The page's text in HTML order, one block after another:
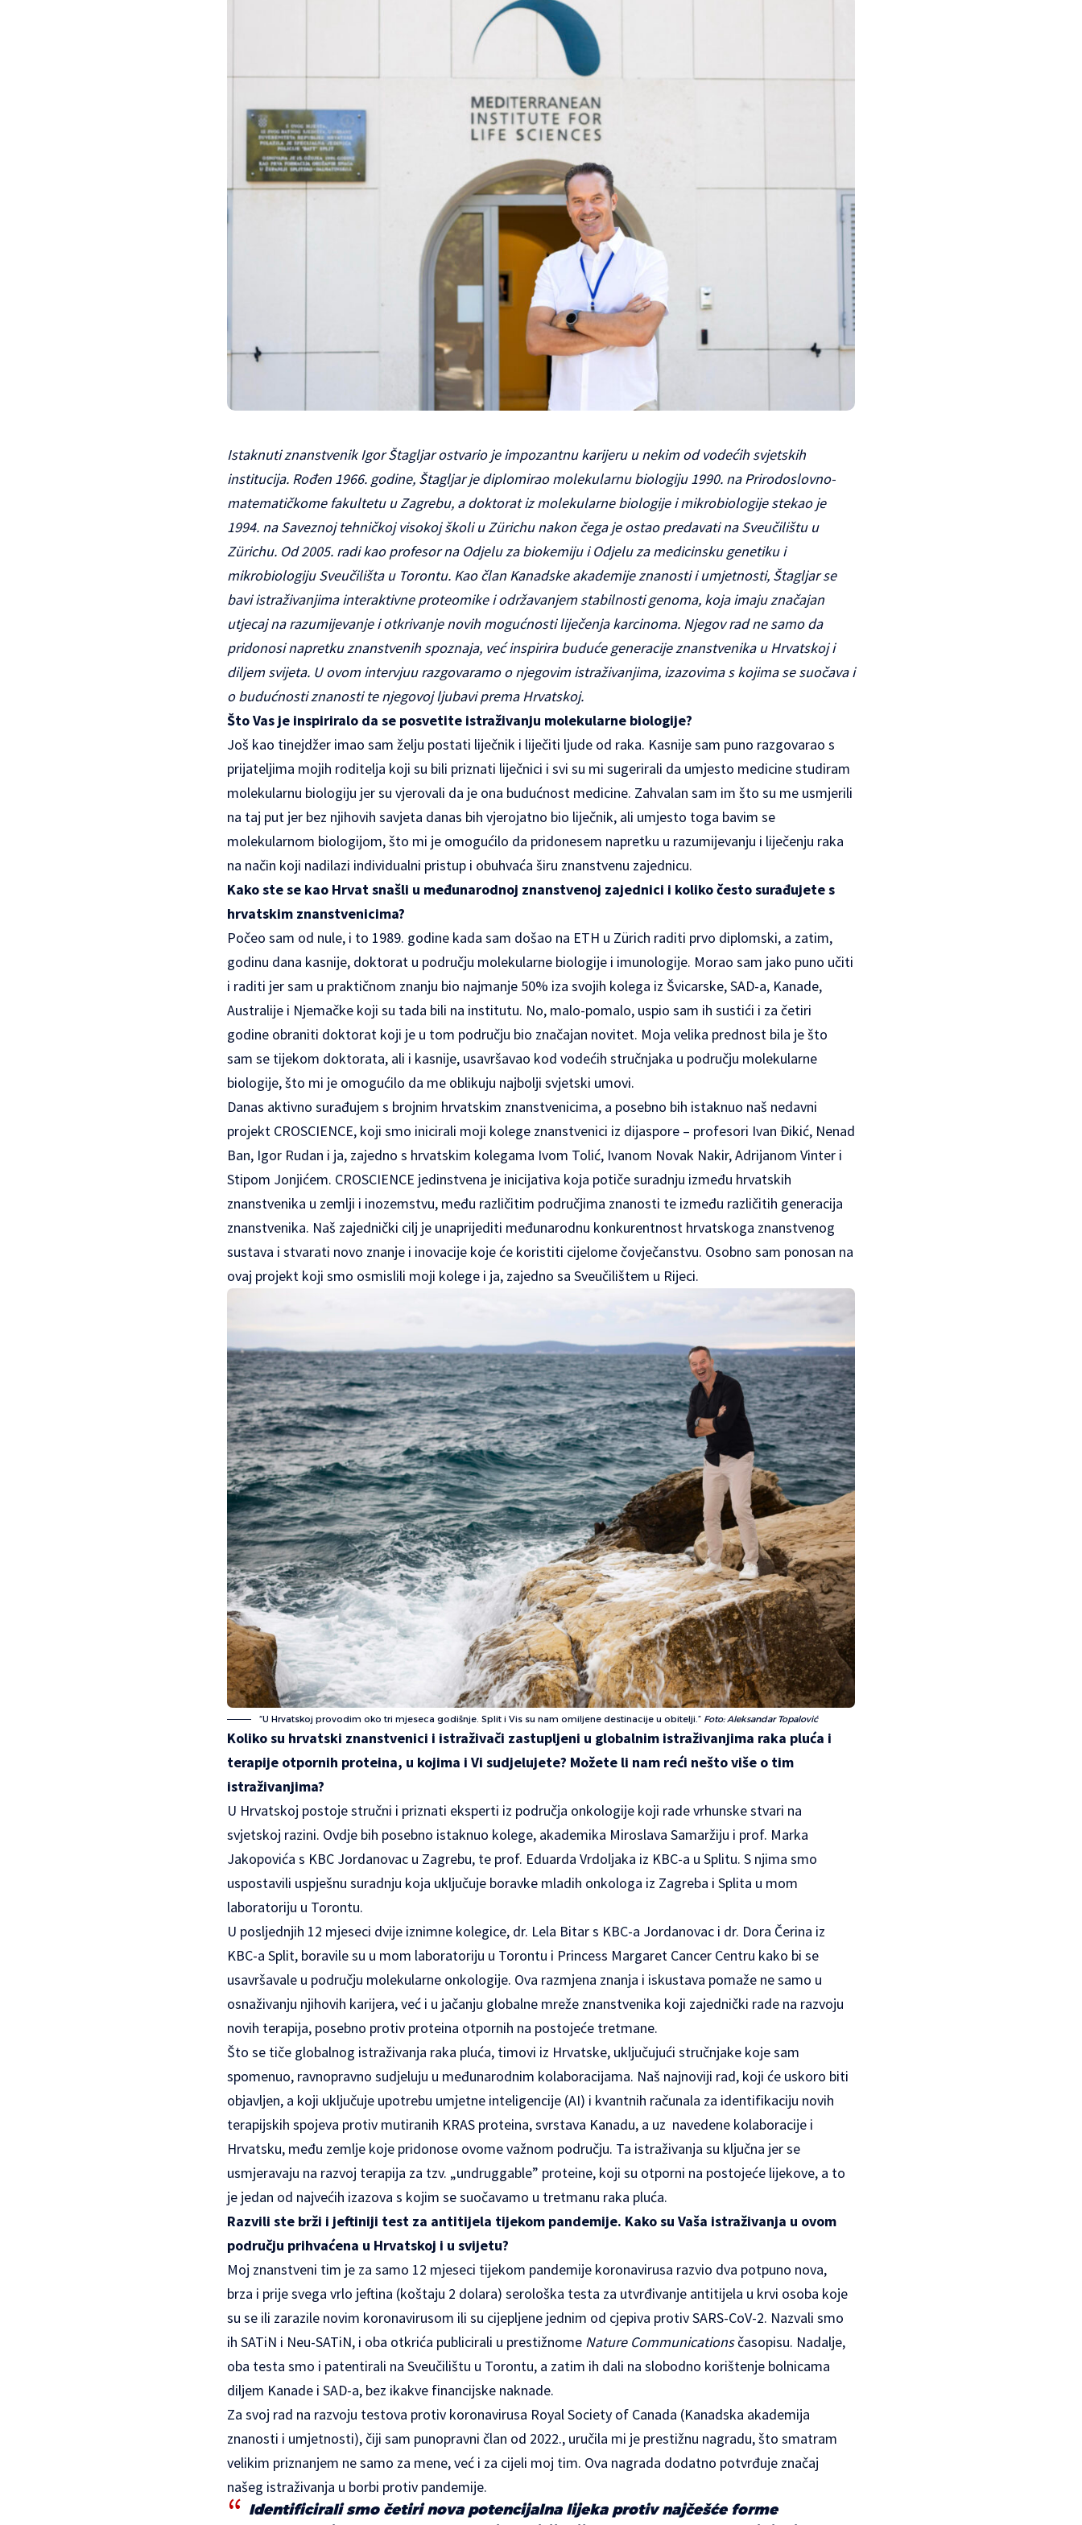
Istaknuti znanstvenik Igor Štagljar ostvario je impozantnu karijeru u nekim od vodećih svjetskih
institucija. Rođen 1966. godine, Štagljar je diplomirao molekularnu biologiju 1990. na Prirodoslovno-
matematičkome fakultetu u Zagrebu, a doktorat iz molekularne biologije i mikrobiologije stekao je
1994. na Saveznoj tehničkoj visokoj školi u Zürichu nakon čega je ostao predavati na Sveučilištu u
Zürichu. Od 2005. radi kao profesor na Odjelu za biokemiju i Odjelu za medicinsku genetiku i
mikrobiologiju Sveučilišta u Torontu. Kao član Kanadske akademije znanosti i umjetnosti, Štagljar se
bavi istraživanjima interaktivne proteomike i održavanjem stabilnosti genoma, koja imaju značajan
utjecaj na razumijevanje i otkrivanje novih mogućnosti liječenja karcinoma. Njegov rad ne samo da
pridonosi napretku znanstvenih spoznaja, već inspirira buduće generacije znanstvenika u Hrvatskoj i
diljem svijeta. U ovom intervjuu razgovaramo o njegovim istraživanjima, izazovima s kojima se suočava i
o budućnosti znanosti te njegovoj ljubavi prema Hrvatskoj.
Što Vas je inspiriralo da se posvetite istraživanju molekularne biologije?
Još kao tinejdžer imao sam želju postati liječnik i liječiti ljude od raka. Kasnije sam puno razgovarao s
prijateljima mojih roditelja koji su bili priznati liječnici i svi su mi sugerirali da umjesto medicine studiram
molekularnu biologiju jer su vjerovali da je ona budućnost medicine. Zahvalan sam im što su me usmjerili
na taj put jer bez njihovih savjeta danas bih vjerojatno bio liječnik, ali umjesto toga bavim se
molekularnom biologijom, što mi je omogućilo da pridonesem napretku u razumijevanju i liječenju raka
na način koji nadilazi individualni pristup i obuhvaća širu znanstvenu zajednicu.
Kako ste se kao Hrvat snašli u međunarodnoj znanstvenoj zajednici i koliko često surađujete s
hrvatskim znanstvenicima?
Počeo sam od nule, i to 1989. godine kada sam došao na ETH u Zürich raditi prvo diplomski, a zatim,
godinu dana kasnije, doktorat u području molekularne biologije i imunologije. Morao sam jako puno učiti
i raditi jer sam u praktičnom znanju bio najmanje 50% iza svojih kolega iz Švicarske, SAD-a, Kanade,
Australije i Njemačke koji su tada bili na institutu. No, malo-pomalo, uspio sam ih sustići i za četiri
godine obraniti doktorat koji je u tom području bio značajan novitet. Moja velika prednost bila je što
sam se tijekom doktorata, ali i kasnije, usavršavao kod vodećih stručnjaka u području molekularne
biologije, što mi je omogućilo da me oblikuju najbolji svjetski umovi.
Danas aktivno surađujem s brojnim hrvatskim znanstvenicima, a posebno bih istaknuo naš nedavni
projekt CROSCIENCE, koji smo inicirali moji kolege znanstvenici iz dijaspore – profesori Ivan Đikić, Nenad
Ban, Igor Rudan i ja, zajedno s hrvatskim kolegama Ivom Tolić, Ivanom Novak Nakir, Adrijanom Vinter i
Stipom Jonjićem. CROSCIENCE jedinstvena je inicijativa koja potiče suradnju između hrvatskih
znanstvenika u zemlji i inozemstvu, među različitim područjima znanosti te između različitih generacija
znanstvenika. Naš zajednički cilj je unaprijediti međunarodnu konkurentnost hrvatskoga znanstvenog
sustava i stvarati novo znanje i inovacije koje će koristiti cijelome čovječanstvu. Osobno sam ponosan na
ovaj projekt koji smo osmislili moji kolege i ja, zajedno sa Sveučilištem u Rijeci.
“U Hrvatskoj provodim oko tri mjeseca godišnje. Split i Vis su nam omiljene destinacije u obitelji.” Foto: Aleksandar Topalović
Koliko su hrvatski znanstvenici i istraživači zastupljeni u globalnim istraživanjima raka pluća i
terapije otpornih proteina, u kojima i Vi sudjelujete? Možete li nam reći nešto više o tim
istraživanjima?
U Hrvatskoj postoje stručni i priznati eksperti iz područja onkologije koji rade vrhunske stvari na
svjetskoj razini. Ovdje bih posebno istaknuo kolege, akademika Miroslava Samaržiju i prof. Marka
Jakopovića s KBC Jordanovac u Zagrebu, te prof. Eduarda Vrdoljaka iz KBC-a u Splitu. S njima smo
uspostavili uspješnu suradnju koja uključuje boravke mladih onkologa iz Zagreba i Splita u mom
laboratoriju u Torontu.
U posljednjih 12 mjeseci dvije iznimne kolegice, dr. Lela Bitar s KBC-a Jordanovac i dr. Dora Čerina iz
KBC-a Split, boravile su u mom laboratoriju u Torontu i Princess Margaret Cancer Centru kako bi se
usavršavale u području molekularne onkologije. Ova razmjena znanja i iskustava pomaže ne samo u
osnaživanju njihovih karijera, već i u jačanju globalne mreže znanstvenika koji zajednički rade na razvoju
novih terapija, posebno protiv proteina otpornih na postojeće tretmane.
Što se tiče globalnog istraživanja raka pluća, timovi iz Hrvatske, uključujući stručnjake koje sam
spomenuo, ravnopravno sudjeluju u međunarodnim kolaboracijama. Naš najnoviji rad, koji će uskoro biti
objavljen, a koji uključuje upotrebu umjetne inteligencije (AI) i kvantnih računala za identifikaciju novih
terapijskih spojeva protiv mutiranih KRAS proteina, svrstava Kanadu, a uz navedene kolaboracije i
Hrvatsku, među zemlje koje pridonose ovome važnom području. Ta istraživanja su ključna jer se
usmjeravaju na razvoj terapija za tzv. „undruggable” proteine, koji su otporni na postojeće lijekove, a to
je jedan od najvećih izazova s kojim se suočavamo u tretmanu raka pluća.
Razvili ste brži i jeftiniji test za antitijela tijekom pandemije. Kako su Vaša istraživanja u ovom
području prihvaćena u Hrvatskoj i u svijetu?
Moj znanstveni tim je za samo 12 mjeseci tijekom pandemije koronavirusa razvio dva potpuno nova,
brza i prije svega vrlo jeftina (koštaju 2 dolara) serološka testa za utvrđivanje antitijela u krvi osoba koje
su se ili zarazile novim koronavirusom ili su cijepljene jednim od cjepiva protiv SARS-CoV-2. Nazvali smo
ih SATiN i Neu-SATiN, i oba otkrića publicirali u prestižnome Nature Communicationsčasopisu. Nadalje,
oba testa smo i patentirali na Sveučilištu u Torontu, a zatim ih dali na slobodno korištenje bolnicama
diljem Kanade i SAD-a, bez ikakve financijske naknade.
Za svoj rad na razvoju testova protiv koronavirusa Royal Society of Canada (Kanadska akademija
znanosti i umjetnosti), čiji sam punopravni član od 2022., uručila mi je prestižnu nagradu, što smatram
velikim priznanjem ne samo za mene, već i za cijeli moj tim. Ova nagrada dodatno potvrđuje značaj
našeg istraživanja u borbi protiv pandemije.
Identificirali smo četiri nova potencijalna lijeka protiv najčešće forme